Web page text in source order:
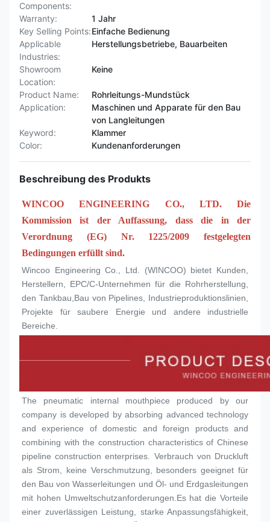
Components:
Warranty:
1 Jahr
Key Selling Points:Einfache Bedienung
Applicable
Industries:
Herstellungsbetriebe, Bauarbeiten
Showroom
Location:
Keine
Product Name:
Rohrleitungs-Mundstück
Application:
Maschinen und Apparate für den Bau
von Langleitungen
Keyword:
Klammer
Color:
Kundenanforderungen
Beschreibung des Produkts
WINCOO ENGINEERING CO., LTD. Die
Kommission ist der Auffassung, dass die in der
Verordnung (EG) Nr. 1225/2009 festgelegten
Bedingungen erfüllt sind.
Wincoo Engineering Co., Ltd. (WINCOO) bietet Kunden,
Herstellern, EPC/C-Unternehmen für die Rohrherstellung,
den Tankbau,Bau von Pipelines, Industrieproduktionslinien,
Projekte für saubere Energie und andere industrielle
Bereiche.
The pneumatic internal mouthpiece produced by our
company is developed by absorbing advanced technology
and experience of domestic and foreign products and
combining with the construction characteristics of Chinese
pipeline construction enterprises. Verbrauch von Druckluft
als Strom, keine Verschmutzung, besonders geeignet für
den Bau von Wasserleitungen und Öl- und Erdgasleitungen
mit hohen Umweltschutzanforderungen.Es hat die Vorteile
einer zuverlässigen Leistung, starke Anpassungsfähigkeit,